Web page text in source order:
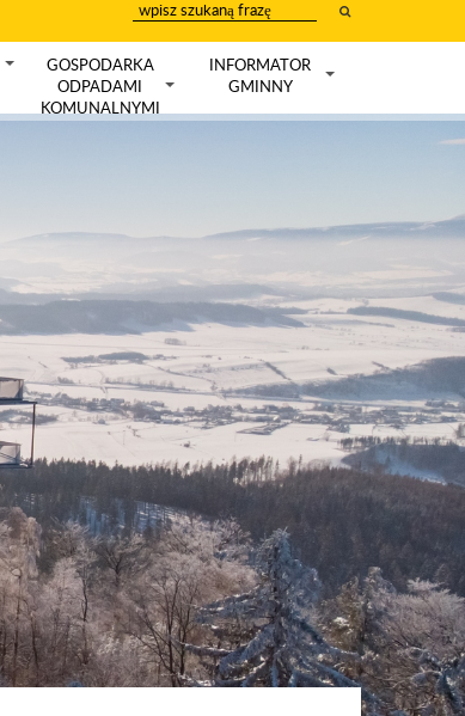
wpisz
szukany
tekst
GOSPODARKA
ODPADAMI
KOMUNALNYMI
INFORMATOR
GMINNY